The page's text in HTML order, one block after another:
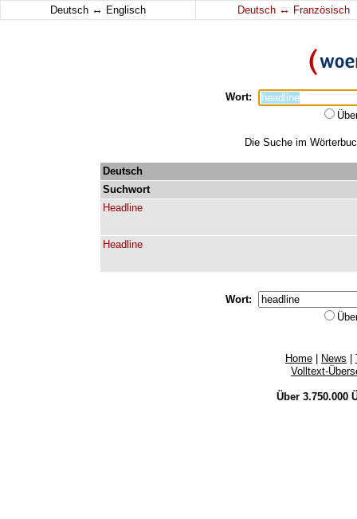
Deutsch ↔ Englisch Deutsch ↔ Französisch
Wort:
Die Suche im
Deutsch
Suchwort
Headline
Headline
Wort:
Home News
Volltext-
Über 3.750.000